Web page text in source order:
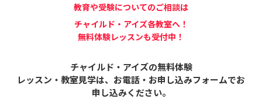
教育や受験についてのご相談は
チャイルド・アイズ各教室へ！
無料体験レッスンも受付中！
チャイルド・アイズの無料体験
レッスン・教室見学は、 お電話・お申し込みフォームでお
申し込みください。